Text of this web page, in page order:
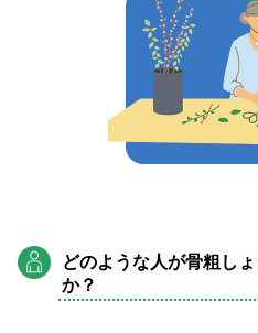
どのような人が骨粗し
か？